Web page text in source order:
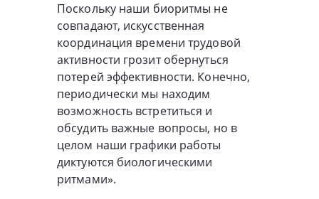
Поскольку наши биоритмы не
совпадают, искусственная
координация времени трудовой
активности грозит обернуться
потерей эффективности. Конечно,
периодически мы находим
возможность встретиться и
обсудить важные вопросы, но в
целом наши графики работы
диктуются биологическими
ритмами».